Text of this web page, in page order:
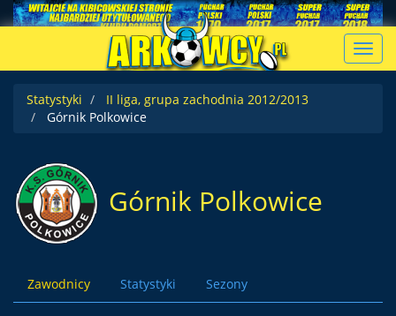
Statystyki
II liga, grupa zachodnia 2012/2013
Górnik Polkowice
Górnik Polkowice
Zawodnicy Statystyki Sezony